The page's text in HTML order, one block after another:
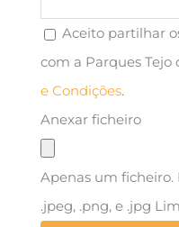
Aceito partilhar
com a Parques Tejo
e Condições.
Anexar ficheiro
Apenas um
.jpeg, .png, e .jpg